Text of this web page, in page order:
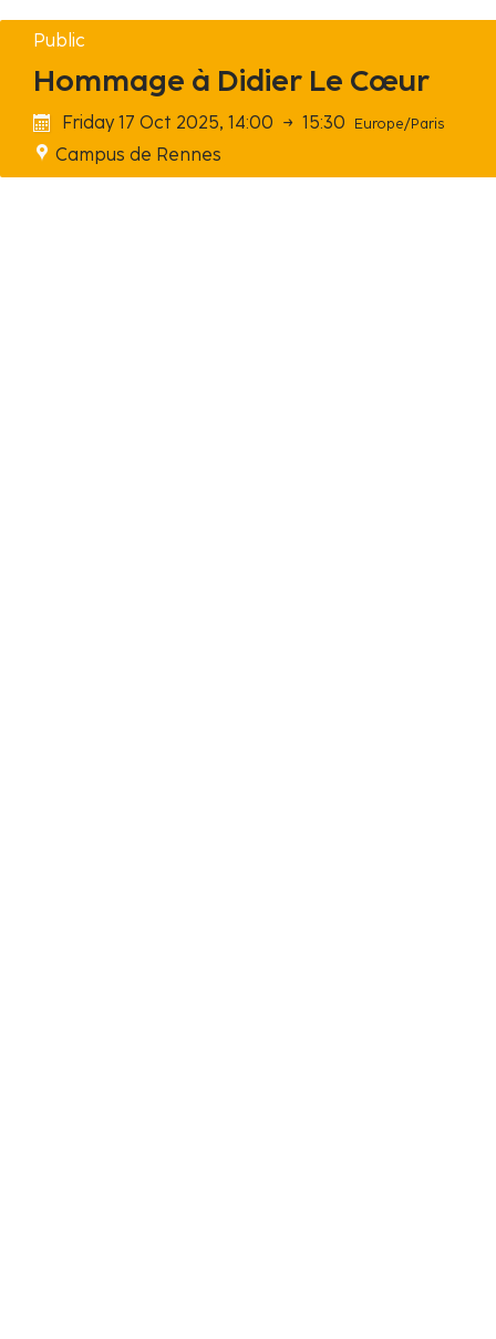
Public
Hommage à Didier Le Cœur
Friday 17 Oct 2025, 14:00 → 15:30 Europe/Paris
Campus de Rennes